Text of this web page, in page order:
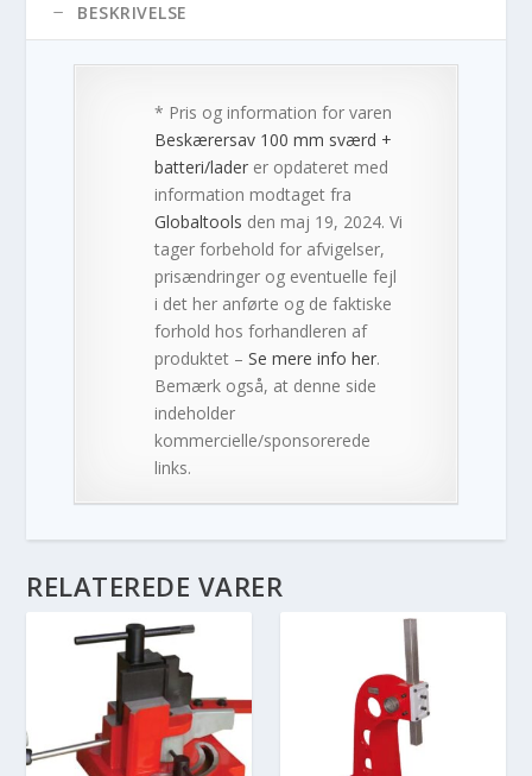
BESKRIVELSE
* Pris og information for varen
Beskærersav 100 mm sværd +
batteri/lader er opdateret med
information modtaget fra
Globaltools den maj 19, 2024. Vi
tager forbehold for afvigelser,
prisændringer og eventuelle fejl
i det her anførte og de faktiske
forhold hos forhandleren af
produktet –Se mere info her.
Bemærk også, at denne side
indeholder
kommercielle/sponsorerede
links.
RELATEREDE VARER